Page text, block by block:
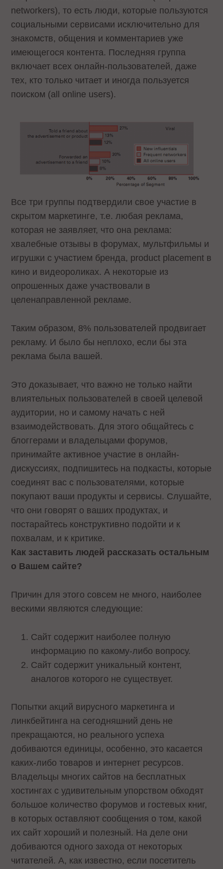
networkers), то есть люди, которые пользуются
социальными сервисами исключительно для
знакомств, общения и комментариев уже
имеющегося контента. Последняя группа
включает всех онлайн-пользователей, даже
тех, кто только читает и иногда пользуется
поиском (all online users).
Все три группы подтвердили свое участие в
скрытом маркетинге, т.е. любая реклама,
которая не заявляет, что она реклама:
хвалебные отзывы в форумах, мультфильмы и
игрушки с участием бренда, product placement в
кино и видеороликах. А некоторые из
опрошенных даже участвовали в
целенаправленной рекламе.
Таким образом, 8% пользователей продвигает
рекламу. И было бы неплохо, если бы эта
реклама была вашей.
Это доказывает, что важно не только найти
влиятельных пользователей в своей целевой
аудитории, но и самому начать с ней
взаимодействовать. Для этого общайтесь с
блоггерами и владельцами форумов,
принимайте активное участие в онлайн-
дискуссиях, подпишитесь на подкасты, которые
соединят вас с пользователями, которые
покупают ваши продукты и сервисы. Слушайте,
что они говорят о ваших продуктах, и
постарайтесь конструктивно подойти и к
похвалам, и к критике.
Как заставить людей рассказать остальным
о Вашем сайте?
Причин для этого совсем не много, наиболее
вескими являются следующие:
Сайт содержит наиболее полную
информацию по какому-либо вопросу.
Сайт содержит уникальный контент,
аналогов которого не существует.
Попытки акций вирусного маркетинга и
линкбейтинга на сегодняшний день не
прекращаются, но реального успеха
добиваются единицы, особенно, это касается
каких-либо товаров и интернет ресурсов.
Владельцы многих сайтов на бесплатных
хостингах с удивительным упорством обходят
большое количество форумов и гостевых книг,
в которых оставляют сообщения о том, какой
их сайт хороший и полезный. На деле они
добиваются одного захода от некоторых
читателей. А, как известно, если посетитель